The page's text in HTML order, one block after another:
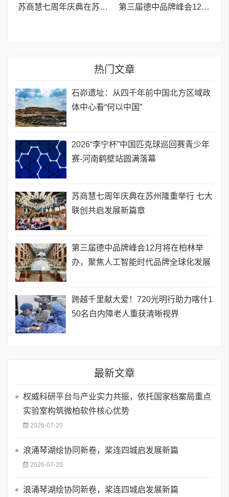
苏商慧七周年庆典在苏州隆重举行 七大联创共启发展新篇章 第三届德中品牌峰会12月将在柏林举办，聚焦人工智能时代品牌全球化发展
热门文章
石峁遗址：从四千年前中国北方区域政
体中心看“何以中国”
2026“李宁杯”中国匹克球巡回赛青少年
赛-河南鹤壁站圆满落幕
苏商慧七周年庆典在苏州隆重举行 七大
联创共启发展新篇章
第三届德中品牌峰会12月将在柏林举
办，聚焦人工智能时代品牌全球化发展
跨越千里献大爱！720光明行助力喀什1
50名白内障老人重获清晰视界
最新文章
权威科研平台与产业实力共振，依托国家档案局重点
实验室构筑微柏软件核心优势
2026-07-20
浪涌琴湖绘协同新卷，桨连四城启发展新篇
2026-07-20
浪涌琴湖绘协同新卷，桨连四城启发展新篇